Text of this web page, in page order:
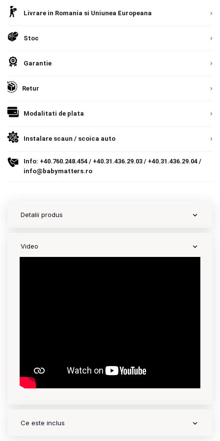
Livrare in Romania si Uniunea Europeana
Stoc
Garantie
Retur
Modalitati de plata
Instalare scaun / scoica auto
Info: +40.760.248.454 / +40.31.436.29.03 / +40.31.436.29.04 /
info@babymatters.ro
Detalii produs
Video
Ce este inclus